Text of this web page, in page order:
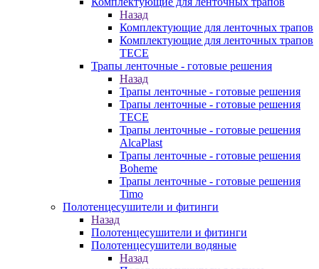
Назад
Комплектующие для ленточных трапов
Комплектующие для ленточных трапов
TECE
Трапы ленточные - готовые решения
Назад
Трапы ленточные - готовые решения
Трапы ленточные - готовые решения
TECE
Трапы ленточные - готовые решения
AlcaPlast
Трапы ленточные - готовые решения
Boheme
Трапы ленточные - готовые решения
Timo
Полотенцесушители и фитинги
Назад
Полотенцесушители и фитинги
Полотенцесушители водяные
Назад